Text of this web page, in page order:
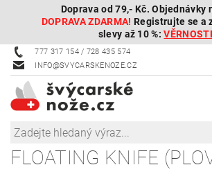
Doprava od 79,- Kč. Objednávky
DOPRAVA ZDARMA! Registrujte se a
slevy až 10 %:
777 317 154 / 728 435 574
INFO@SVYCARSKENOZE.CZ
FLOATING KNIFE